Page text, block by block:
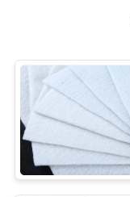
락
세